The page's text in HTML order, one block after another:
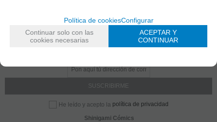
Entérate de lo último
He leído y acepto la política de privacidad
Shinigami Cómics
Política de cookiesConfigurar
Continuar solo con las
cookies necesarias
ACEPTAR Y
CONTINUAR